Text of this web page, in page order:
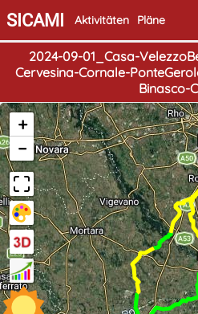
SICAMI Aktivitäten Pläne
2024-09-01_Casa-
Cervesina-Cornale-
Binasco-
+
−